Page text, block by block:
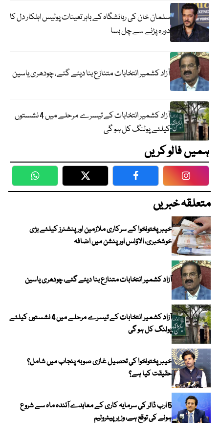
سلمان خان کی رہائشگاہ کے باہر تعینات پولیس اہلکار دل کا
دورہ پڑنے سے چل بسا
آزاد کشمیر انتخابات متنازع بنا دیئے گئے، چودھری یاسین
آزاد کشمیر انتخابات کے تیسرے مرحلے میں 4 نشستوں
کیلئے پولنگ کل ہو گی
ہمیں فالو کریں
WhatsApp Twitter Facebook
متعلقہ خبریں
خیبرپختونخوا کے سرکاری ملازمین اور پنشنرز کیلئے بڑی
خوشخبری، الاؤنس اور پنشن میں اضافہ
آزاد کشمیر انتخابات متنازع بنا دیئے گئے، چودھری یاسین
آزاد کشمیر انتخابات کے تیسرے مرحلے میں 4 نشستوں کیلئے
پولنگ کل ہو گی
خیبر پختونخوا کی تحصیل غازی صوبہ پنجاب میں شامل؟
حقیقت کیا ہے؟
5 ارب ڈالر کی سرمایہ کاری کے معاہدے آئندہ ماہ سے شروع
ہونے کی توقع ہے، وزیر پیٹرولیم